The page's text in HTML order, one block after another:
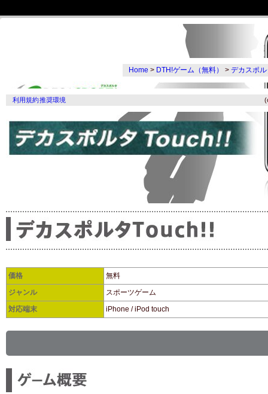
価格
無料
ジャンル
スポーツゲーム
対応端末
iPhone / iPod touch
Home > DTH!ゲーム（無料） > デカスポ
利用規約推奨環境